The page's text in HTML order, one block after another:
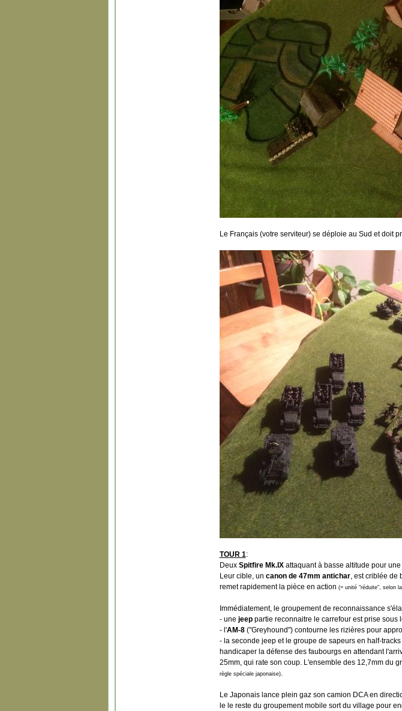
Le Français (votre serviteur) se déploie au Sud et doit
TOUR 1:
Deux Spitfire Mk.IXattaquant à basse altitude pour
Leur cible, un canon de 47mm antichar, est criblée de
remet rapidement la pièce en action (= unité "réduite", selon
Immédiatement, le groupement de reconnaissance
- une jeeppartie reconnaitre le carrefour est prise sous
- l'AM-8("Greyhound") contourne les rizières pour
- la seconde jeep et le groupe de sapeurs en half-
handicaper la défense des faubourgs en attendant
25mm, qui rate son coup. L'ensemble des 12,7mm du
règle spéciale japonaise).
Le Japonais lance plein gaz son camion DCA en
le le reste du groupement mobile sort du village pour